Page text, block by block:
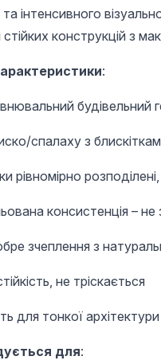
інтенсивного
конструкцій з
:
будівельний
спалаху з
рівномірно
консистенція – не
зчеплення з
не тріскається
для тонкої
для: